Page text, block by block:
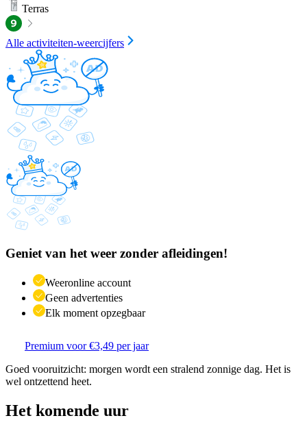
Terras
Alle activiteiten-weercijfers
Geniet van het weer zonder afleidingen!
Weeronline account
Geen advertenties
Elk moment opzegbaar
Premium voor €3,49 per jaar
Goed vooruitzicht: morgen wordt een stralend zonnige dag. Het is
wel ontzettend heet.
Het komende uur